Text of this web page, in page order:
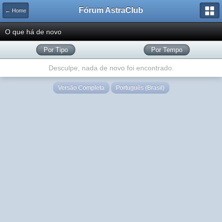
← Home Fórum AstraClub
O que há de novo
Por Tipo Por Tempo
Desculpe, nada de novo foi encontrado.
Versão Completa Português (Brasil)